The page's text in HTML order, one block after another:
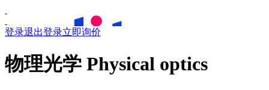
登录退出登录立即询价
物理光学 Physical optics